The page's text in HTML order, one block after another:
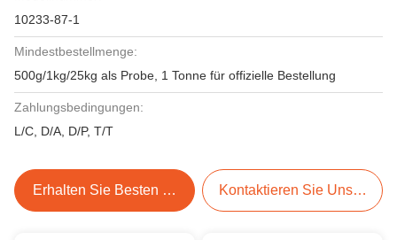
10233-87-1
Mindestbestellmenge:
500g/1kg/25kg als Probe, 1 Tonne für offizielle Bestellung
Zahlungsbedingungen:
L/C, D/A, D/P, T/T
Erhalten Sie Besten Preis Kontaktieren Sie Uns Jetzt